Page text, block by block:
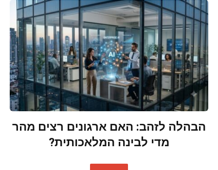
הבהלה לזהב: האם ארגונים רצים מהר
מדי לבינה המלאכותית?